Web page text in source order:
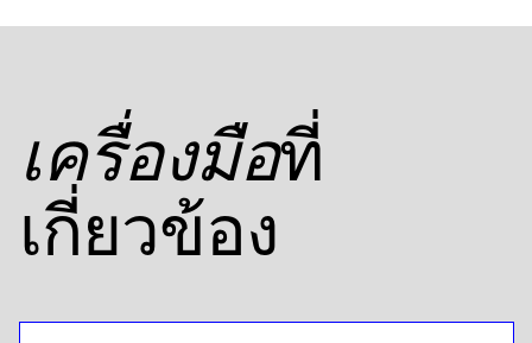
เครื่องมือที่
เกี่ยวข้อง